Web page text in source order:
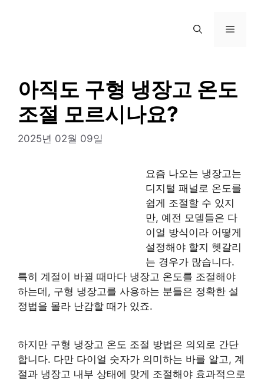
메
아직도 구형 냉장고 온도
조절 모르시나요?
2025년 02월 09일
요즘 나오는 냉장고는
디지털 패널로 온도를
쉽게 조절할 수 있지
만, 예전 모델들은 다
이얼 방식이라 어떻게
설정해야 할지 헷갈리
는 경우가 많습니다.
특히 계절이 바뀔 때마다 냉장고 온도를 조절해야
하는데, 구형 냉장고를 사용하는 분들은 정확한 설
정법을 몰라 난감할 때가 있죠.
하지만 구형 냉장고 온도 조절 방법은 의외로 간단
합니다. 다만 다이얼 숫자가 의미하는 바를 알고, 계
절과 냉장고 내부 상태에 맞게 조절해야 효과적으로